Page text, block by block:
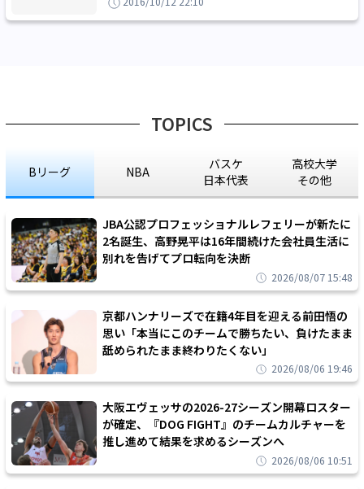
TOPICS
Bリーグ NBA
バスケ
日本代表
高校大学
その他
JBA公認プロフェッショナルレフェリーが新たに
2名誕生、高野晃平は16年間続けた会社員生活に
別れを告げてプロ転向を決断
2026/08/07 15:48
京都ハンナリーズで在籍4年目を迎える前田悟の
思い「本当にこのチームで勝ちたい、負けたまま
舐められたまま終わりたくない」
2026/08/06 19:46
大阪エヴェッサの2026-27シーズン開幕ロスター
が確定、『DOG FIGHT』のチームカルチャーを
推し進めて結果を求めるシーズンへ
2026/08/06 10:51